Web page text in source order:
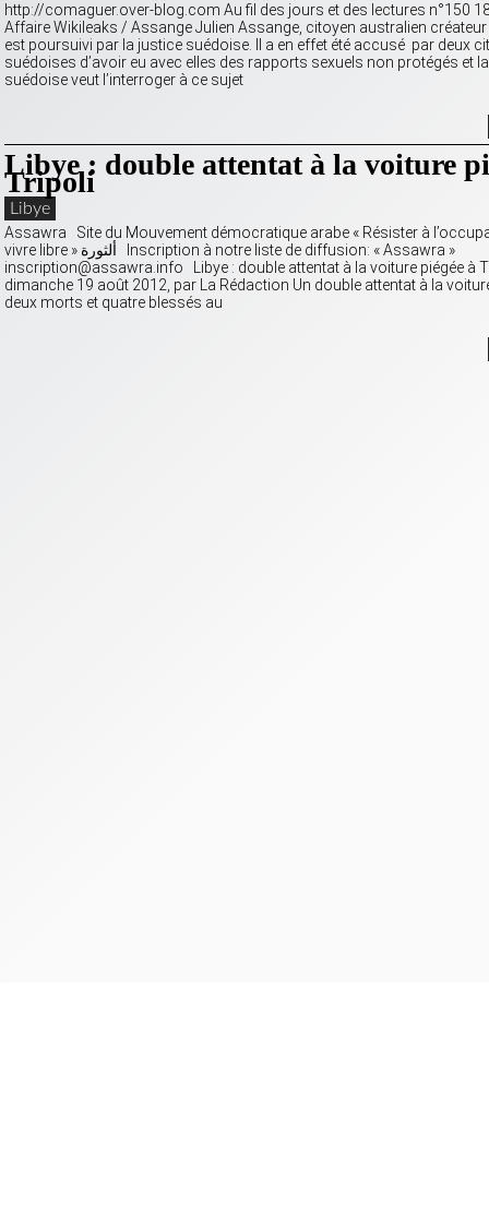
http://comaguer.over-blog.com Au fil des jours et des lectures n°150
Affaire Wikileaks / Assange Julien Assange, citoyen australien créateur
est poursuivi par la justice suédoise. Il a en effet été accusé par deux
suédoises d’avoir eu avec elles des rapports sexuels non protégés et
suédoise veut l’interroger à ce sujet
Libye : double attentat à la voiture
Tripoli
Libye
Assawra Site du Mouvement démocratique arabe « Résister à
vivre libre » ألثورة Inscription à notre liste de diffusion: « Assawra »
inscription@assawra.info Libye : double attentat à la voiture piégée à
dimanche 19 août 2012, par La Rédaction Un double attentat à la
deux morts et quatre blessés au